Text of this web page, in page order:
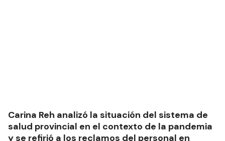
Carina Reh analizó la situación del sistema de
salud provincial en el contexto de la pandemia
y se refirió a los reclamos del personal en